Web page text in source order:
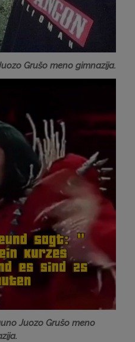
Grušo meno gimnazija.
Juozo Grušo meno